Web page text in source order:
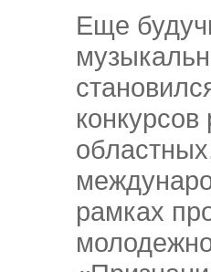
Еще
рамках